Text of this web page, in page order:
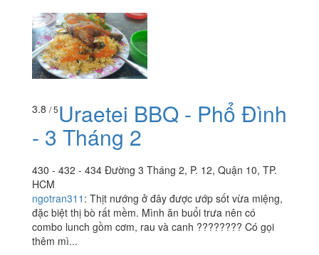
3.8 / 5Uraetei BBQ - Phổ Đình
- 3 Tháng 2
430 - 432 - 434 Đường 3 Tháng 2, P. 12, Quận 10, TP.
HCM
ngotran311 : Thịt nướng ở đây được ướp sốt vừa miệng,
đặc biệt thị bò rất mềm. Mình ăn buổi trưa nên có
combo lunch gồm cơm, rau và canh ???????? Có gọi
thêm mì...